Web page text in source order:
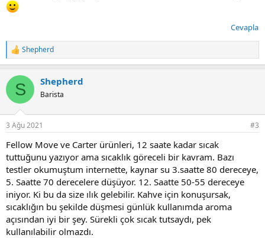
Cevapla
T
e
k
l
Shepherd
S Shepherd
Barista
3 Ağu 2021 #3
Fellow Move ve Carter ürünleri, 12 saate kadar sıcak
tuttuğunu yazıyor ama sıcaklık göreceli bir kavram. Bazı
testler okumuştum internette, kaynar su 3.saatte 80 dereceye,
5. Saatte 70 derecelere düşüyor. 12. Saatte 50-55 dereceye
iniyor. Ki bu da size ılık gelebilir. Kahve için konuşursak,
sıcaklığın bu şekilde düşmesi günlük kullanımda aroma
açısından iyi bir şey. Sürekli çok sıcak tutsaydı, pek
kullanılabilir olmazdı.